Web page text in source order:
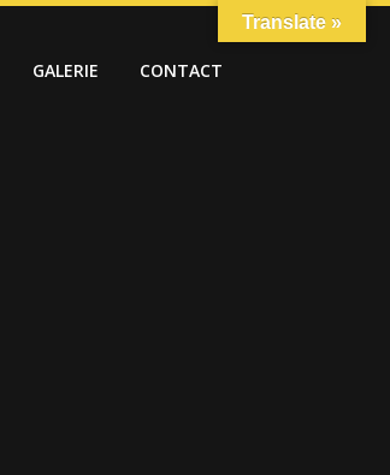
GALERIE CONTACT
Translate »